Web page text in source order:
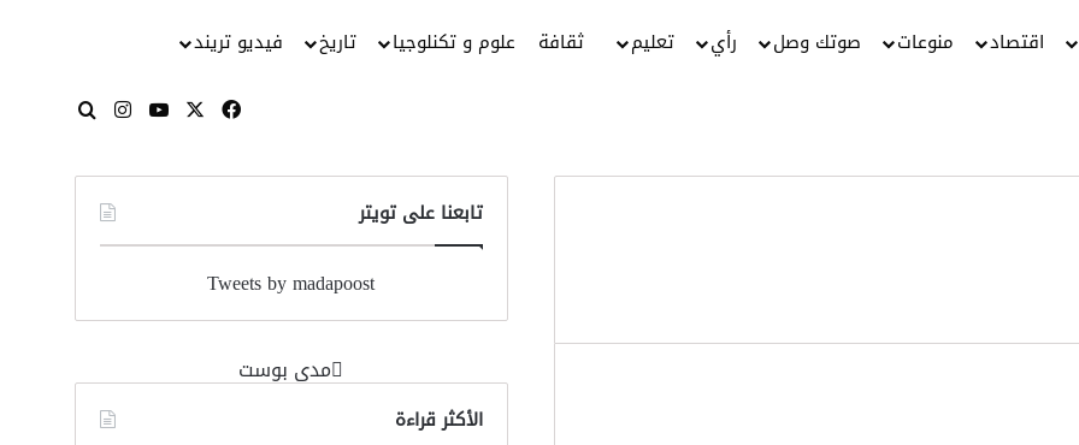
اقتصاد منوعات صوتك وصل رأي تعليم ثقافة علوم و تكنلوجيا تاريخ فيديو تريند
فيسبوك
‫X
‫YouTube
انستقرامبحث عن
تابعنا على تويتر
Tweets by madapoost
‏مدى بوست‏
الأكثر قراءة